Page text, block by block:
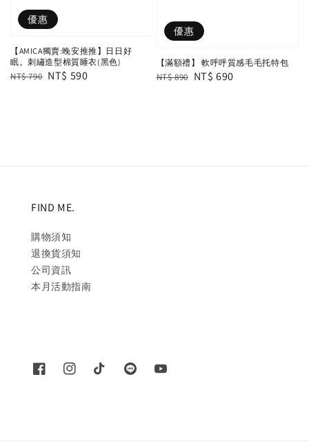
優惠
【AMICA獨賣:晚安推推】日日好
眠。刺繡造型棉質睡衣(黑色)
Regular
NT$ 790 Sale
NT$ 590
優惠
【滿額禮】 軟呼呼質感毛毛托特包
Regular
NT$ 890 Sale
NT$ 690
FIND ME.
購物須知
退換貨須知
公司資訊
本月活動指南